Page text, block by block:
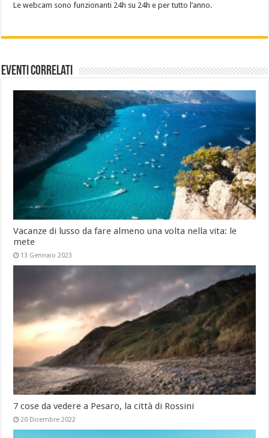
Le webcam sono funzionanti 24h su 24h e per tutto l’anno.
Eventi Correlati
Vacanze di lusso da fare almeno una volta nella vita: le
mete
13 Gennaio 2023
7 cose da vedere a Pesaro, la città di Rossini
20 Dicembre 2022